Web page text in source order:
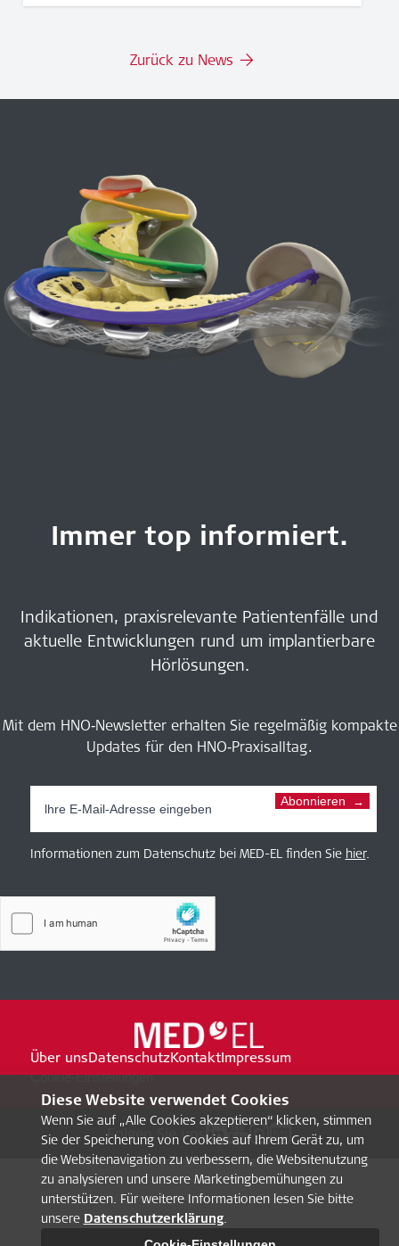
Zurück zu News
Immer top informiert.
Indikationen, praxisrelevante Patientenfälle und
aktuelle Entwicklungen rund um implantierbare
Hörlösungen.
Mit dem HNO‑Newsletter erhalten Sie regelmäßig kompakte
Updates für den HNO‑Praxisalltag.
Abonnieren
Informationen zum Datenschutz bei MED-EL finden Sie hier.
Über unsDatenschutzKontaktImpressum
Cookie-Einstellungen
Folgen Sie uns
Diese Website verwendet Cookies
Wenn Sie auf „Alle Cookies akzeptieren“ klicken, stimmen
Sie der Speicherung von Cookies auf Ihrem Gerät zu, um
die Websitenavigation zu verbessern, die Websitenutzung
zu analysieren und unsere Marketingbemühungen zu
unterstützen. Für weitere Informationen lesen Sie bitte
unsere Datenschutzerklärung.